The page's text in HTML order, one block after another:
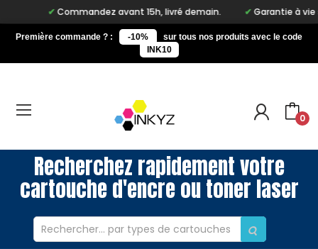
Commandez avant 15h, livré demain. Garantie à vie sur
Première commande ? : -10%
sur tous nos produits avec le code
INK10
0
Recherchez rapidement votre
cartouche d'encre ou toner laser